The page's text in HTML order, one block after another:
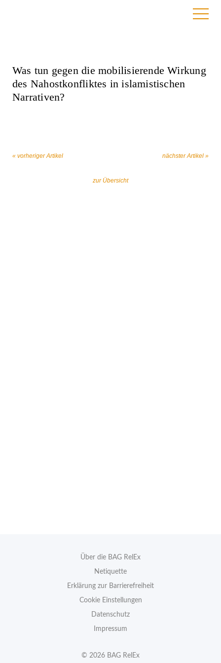
Was tun gegen die mobilisierende Wirkung
des Nahostkonfliktes in islamistischen
Narrativen?
« vorheriger Artikel
zur Übersicht
nächster Artikel »
Über die BAG RelEx
Netiquette
Erklärung zur Barrierefreiheit
Cookie Einstellungen
Datenschutz
Impressum
© 2026 BAG RelEx